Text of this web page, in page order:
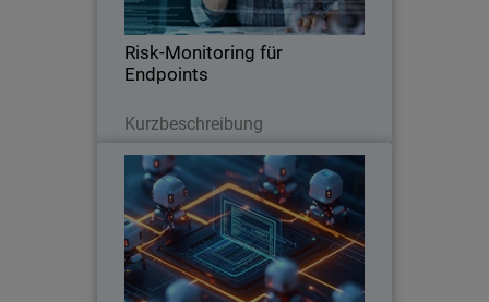
Risk-Monitoring für
Endpoints
Kurzbeschreibung
Advanced EPDR vs EPDR
Was bietet Advanced EPDR im Vergleich
zu EPDR? Auf diese Frage gehen wir in
diesem Webinar ein.